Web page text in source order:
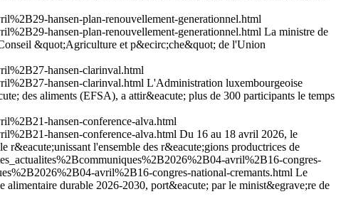
hansen-plan-renouvellement-generationnel.html
hansen-plan-renouvellement-generationnel.html La ministre de
&quot;Agriculture et p&ecirc;che&quot; de l'Union
hansen-clarinval.html
hansen-clarinval.html L'Administration luxembourgeoise
des aliments (EFSA), a attir&eacute; plus de 300 participants le temps
hansen-conference-alva.html
hansen-conference-alva.html Du 16 au 18 avril 2026, le
l'ensemble des r&eacute;gions productrices de
avril%2B16-congres-
avril%2B16-congres-national-cremants.html Le
durable 2026-2030, port&eacute; par le minist&egrave;re de